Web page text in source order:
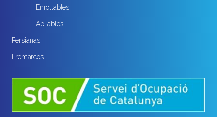
Enrollables
Apilables
Persianas
Premarcos